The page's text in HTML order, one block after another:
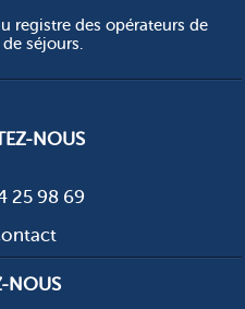
registre des opérateurs de
séjours.
NOUS
25 98 69
NOUS